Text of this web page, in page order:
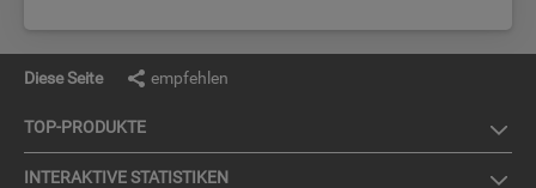
Diese Seite empfehlen
TOP-PRO­DUK­TE
IN­TER­AK­TI­VE STA­TIS­TI­KEN